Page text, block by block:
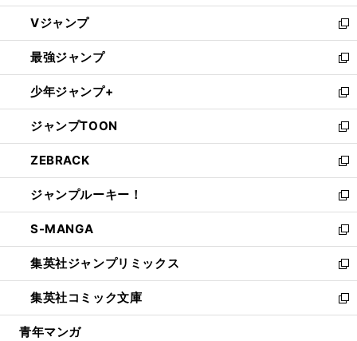
ウ
ィ
ン
ド
ウ
で
開
く
し
い
ウ
ィ
ン
ド
ウ
で
開
く
Vジャンプ
新
し
い
ウ
ィ
ン
ド
ウ
で
開
く
最強ジャンプ
新
し
い
ウ
ィ
ン
ド
ウ
で
開
く
少年ジャンプ+
新
し
い
ウ
ィ
ン
ド
ウ
で
開
く
ジャンプTOON
新
し
い
ウ
ィ
ン
ド
ウ
で
開
く
ZEBRACK
新
し
い
ウ
ィ
ン
ド
ウ
で
開
ジャンプルーキー！
新
し
い
ウ
ィ
ン
ド
ウ
S-MANGA
新
し
い
ウ
ィ
ン
集英社ジャンプリミックス
新
し
い
ウ
集英社コミック文庫
新
し
青年マンガ